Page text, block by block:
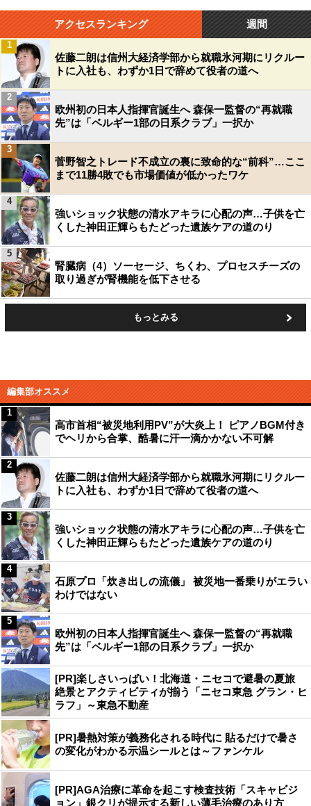
アクセスランキング 週間
佐藤二朗は信州大経済学部から就職氷河期にリクルー
トに入社も、わずか1日で辞めて役者の道へ
1
欧州初の日本人指揮官誕生へ 森保一監督の“再就職
先”は「ベルギー1部の日系クラブ」一択か
2
菅野智之トレード不成立の裏に致命的な“前科”…ここ
まで11勝4敗でも市場価値が低かったワケ
3
強いショック状態の清水アキラに心配の声…子供を亡
くした神田正輝らもたどった遺族ケアの道のり
4
腎臓病（4）ソーセージ、ちくわ、プロセスチーズの
取り過ぎが腎機能を低下させる
5
もっとみる
編集部オススメ
高市首相“被災地利用PV”が大炎上！ ピアノBGM付き
でヘリから合掌、酷暑に汗一滴かかない不可解
1
佐藤二朗は信州大経済学部から就職氷河期にリクルー
トに入社も、わずか1日で辞めて役者の道へ
2
強いショック状態の清水アキラに心配の声…子供を亡
くした神田正輝らもたどった遺族ケアの道のり
3
石原プロ「炊き出しの流儀」 被災地一番乗りがエラい
わけではない
4
欧州初の日本人指揮官誕生へ 森保一監督の“再就職
先”は「ベルギー1部の日系クラブ」一択か
5
[PR]楽しさいっぱい！北海道・ニセコで避暑の夏旅
絶景とアクティビティが揃う「ニセコ東急 グラン・ヒ
ラフ」～東急不動産
[PR]暑熱対策が義務化される時代に 貼るだけで暑さ
の変化がわかる示温シールとは～ファンケル
[PR]AGA治療に革命を起こす検査技術「スキャビジ
ョン」銀クリが提示する新しい薄毛治療のあり方